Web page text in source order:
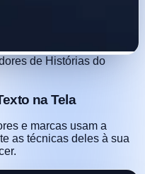
de Histórias do
na Tela
e marcas usam a
as técnicas deles à sua